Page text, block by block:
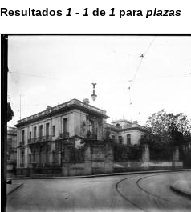
Resultados 1 - 1 de 1 para plazas